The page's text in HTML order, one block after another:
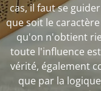
cas, il faut se
que soit le
qu'on n'obtient
toute l'influence
vérité, également
que par la